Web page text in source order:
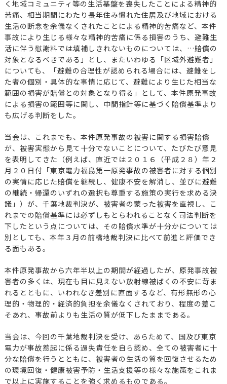
く地域コミュニティ等の生活基盤を喪失したことによる精神的
苦痛、相当期間にわたり長年住み慣れた住居及び地域における
生活の断念を余儀なくされたことによる精神的苦痛など、本件
事故により生じる様々な精神的苦痛に係る損害のうち、避難生
活に伴う慰謝料では填補しきれないものについては、…賠償の
対象となるべきである」とし、またいわゆる「区域外避難者」
についても、「避難の合理性が認められる場合には、避難をし
た者の個別・具体的な事情に応じて、避難により生じた相当な
範囲の損害が賠償との対象となり得る」として、本件原発事故
による損害の範囲等に関し、中間指針等に基づく賠償基準より
も広げる判断をした。
当会は、これまでも、本件原発事故の被害に関する損害賠償
が、被害実態から見て十分でないことについて、たびたび意見
を表明してきた（例えば、直近では２０１６（平成２８）年２
月２０日付「東京電力福島第一原発事故の被害者に対する個別
の実情に応じた賠償を継続し、健康不安を解消し、並びに避難
の継続・帰還のいずれの選択も尊重する施策の実行を求める決
議」）が、千葉地裁判決が、被害者の蒙った被害を直視し、こ
れまでの賠償基準には必ずしもとらわれることなく司法判断を
下したという点については、その賠償水準が十分かについては
別としても、本年３月の前橋地裁判決に比べて前進と評価でき
る面もある。
本件原発事故から六年半以上の期間が経過したが、原発事故被
害者の多くは、現在も目に見えない放射線被ばくの不安に苛ま
れるとともに、いわれなき差別に直面するなど、有形無形の心
理的・物理的・経済的負担を余儀なくされており、程度の差こ
そあれ、事故前よりも生活の質が低下したままである。
当会は、今回の千葉地裁判決を受け、あらためて、国及び東京
電力が事故惹起に係る過失責任を自ら認め、全ての被害者に十
分な賠償を行うとともに、被害者の生活の質を回復させるため
の環境回復・健康被害予防・生活支援等の様々な施策をこれま
で以上に実施することを強く求めるものである。